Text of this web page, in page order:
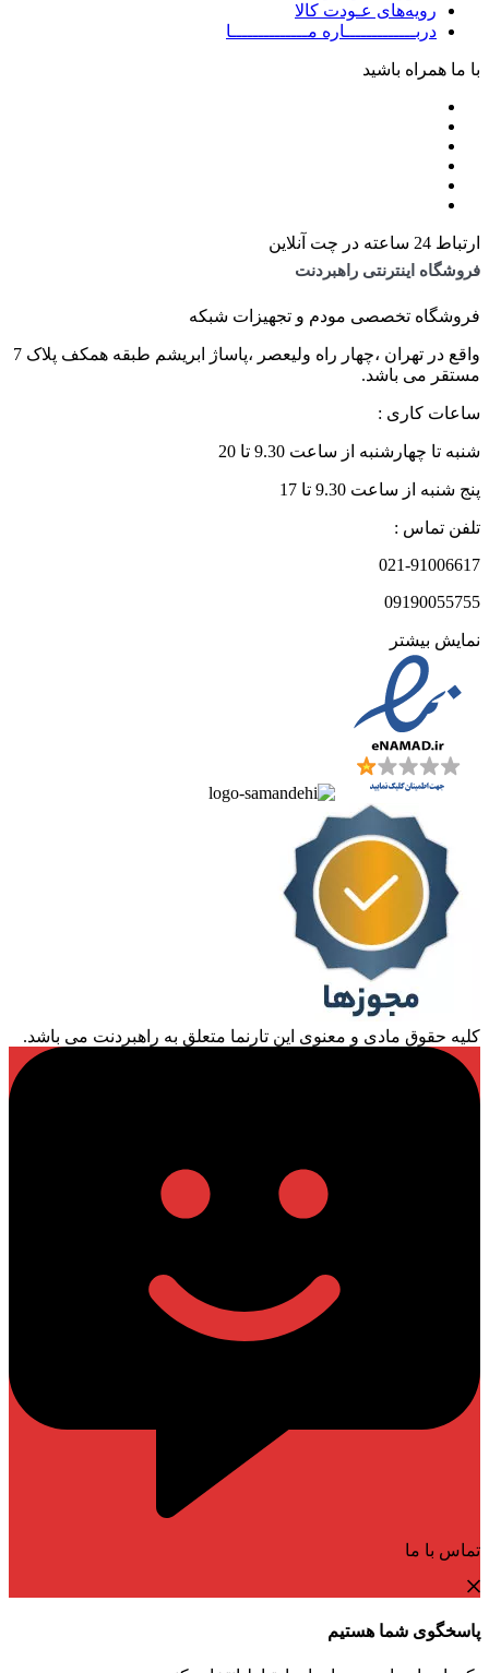
رویه‌های عـودت کالا
دربـــــــــــــاره مــــــــــــــا
با ما همراه باشید
ارتباط 24 ساعته در چت آنلاین
فروشگاه اینترنتی راهبردنت
فروشگاه تخصصی مودم و تجهیزات شبکه
واقع در تهران ،چهار راه ولیعصر ،پاساژ ابریشم طبقه همکف پلاک 7
مستقر می باشد.
ساعات کاری :
شنبه تا چهارشنبه از ساعت 9.30 تا 20
پنج شنبه از ساعت 9.30 تا 17
تلفن تماس :
021-91006617
09190055755
نمایش بیشتر
کلیه حقوق مادی و معنوی این تارنما متعلق به راهبردنت می باشد.
تماس با ما
پاسخگوی شما هستیم